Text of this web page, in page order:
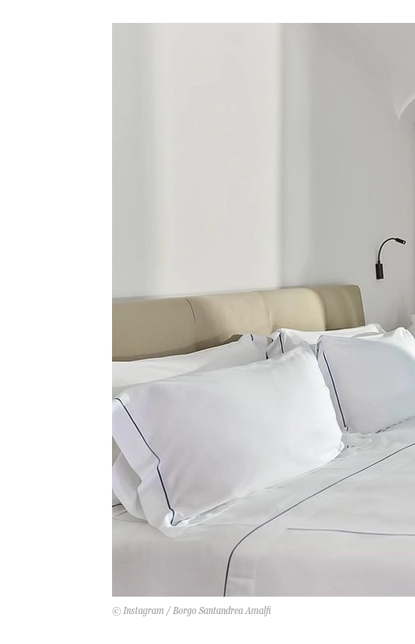
© Instagram / Borgo Santandrea Amalfi